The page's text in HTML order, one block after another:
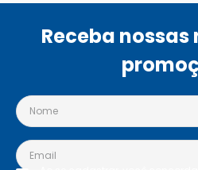
Receba